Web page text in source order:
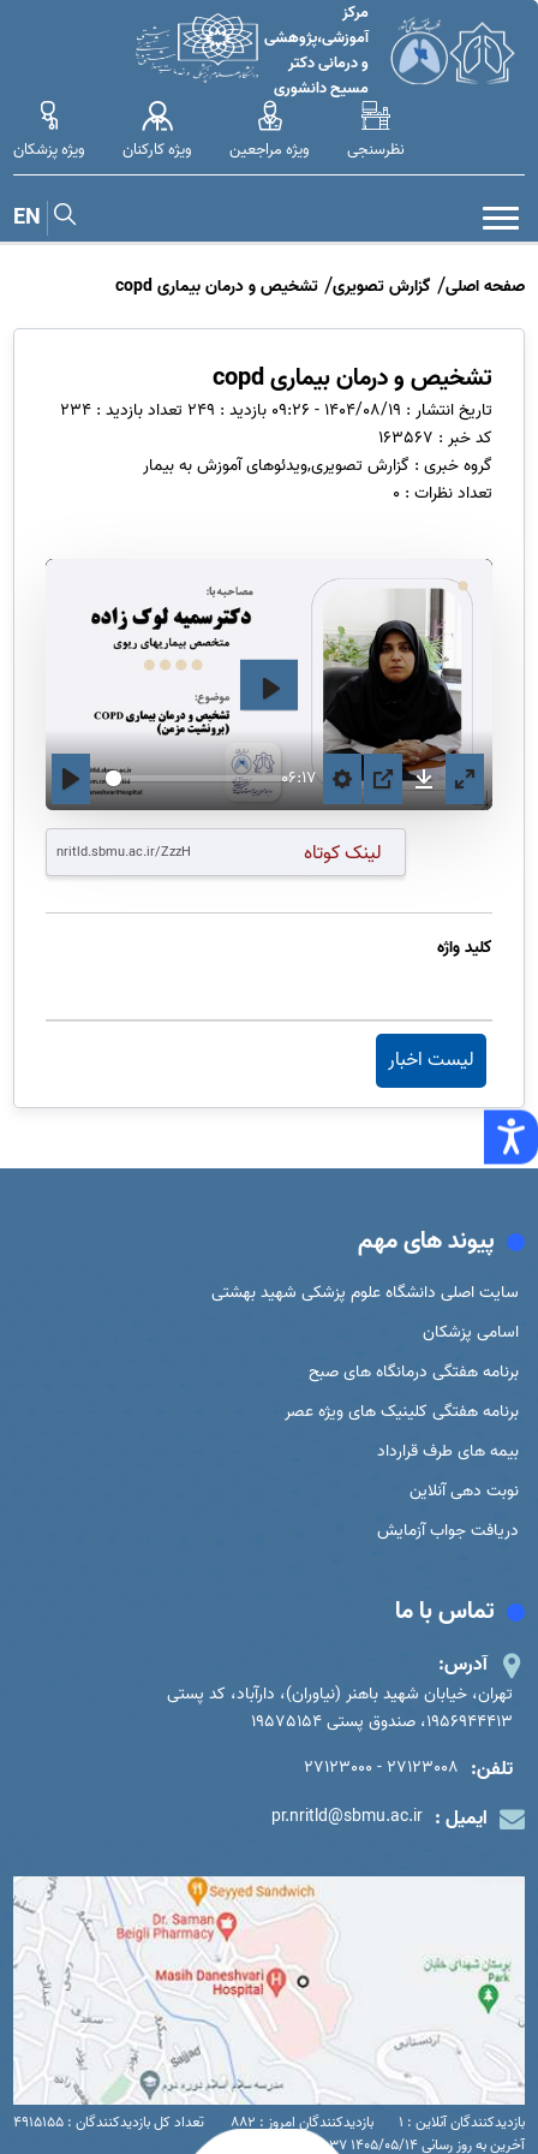
مرکز
آموزشی،پژوهشی
و درمانی دکتر
مسیح دانشوری
نظرسنجی ویژه مراجعین ویژه کارکنان ویژه پزشکان
EN
صفحه اصلی گزارش تصویری تشخیص و درمان بیماری copd
تشخیص و درمان بیماری copd
تاریخ انتشار : 1404/08/19 - 09:26 بازدید : 249
تعداد بازدید : 234
کد خبر : 163567
گروه خبری : گزارش تصویری,ویدئوهای آموزش به بیمار
تعداد نظرات : 0
06:17
اجرا
لینک کوتاه
کلید واژه
لیست اخبار
پیوند های مهم
سایت اصلی دانشگاه علوم پزشکی شهید بهشتی
اسامی پزشکان
برنامه هفتگی درمانگاه های صبح
برنامه هفتگی کلینیک های ویژه عصر
بیمه های طرف قرارداد
نوبت دهی آنلاین
دریافت جواب آزمایش
تماس با ما
آدرس:
تهران، خیابان شهید باهنر (نیاوران)، دارآباد، کد پستی
1956944413، صندوق پستی 19575154
تلفن: 27123008 - 27123000
ایمیل : pr.nritld@sbmu.ac.ir
بازدیدکنندگان آنلاین : 1 بازدیدکنندگان امروز : 882
تعداد کل بازدیدکنندگان : 4915155
آخرین به روز رسانی 1405/05/14 12:37